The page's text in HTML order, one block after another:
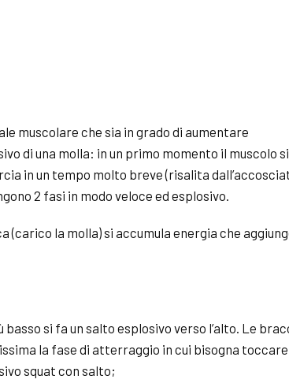
muscolare che sia in grado di aumentare
di una molla: in un primo momento il muscolo si
in un tempo molto breve (risalita
2 fasi in modo veloce ed esplosivo.
la molla) si accumula energia che
si fa un salto esplosivo verso l’alto. Le
la fase di atterraggio in cui bisogna
squat con salto;